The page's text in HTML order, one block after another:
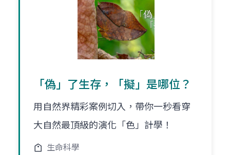
「偽」了生存，「擬」是哪位？
用自然界精彩案例切入，帶你一秒看穿
大自然最頂級的演化「色」計學！
生命科學